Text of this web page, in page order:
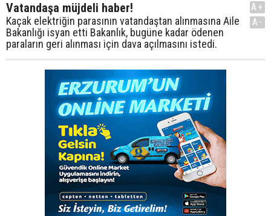
Vatandaşa müjdeli haber!
Kaçak elektriğin parasının vatandaştan alınmasına Aile
Bakanlığı isyan etti Bakanlık, bugüne kadar ödenen
paraların geri alınması için dava açılmasını istedi.
A+
A-